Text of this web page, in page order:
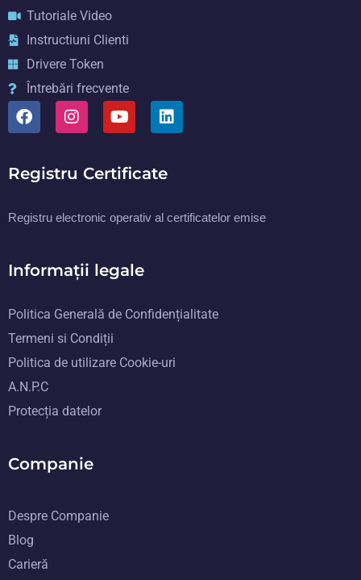
Tutoriale Video
Instructiuni Clienti
Drivere Token
Întrebări frecvente
Registru Certificate
Registru electronic operativ al certificatelor emise
Informații legale
Politica Generală de Confidențialitate
Termeni si Condiții
Politica de utilizare Cookie-uri
A.N.P.C
Protecția datelor
Companie
Despre Companie
Blog
Carieră